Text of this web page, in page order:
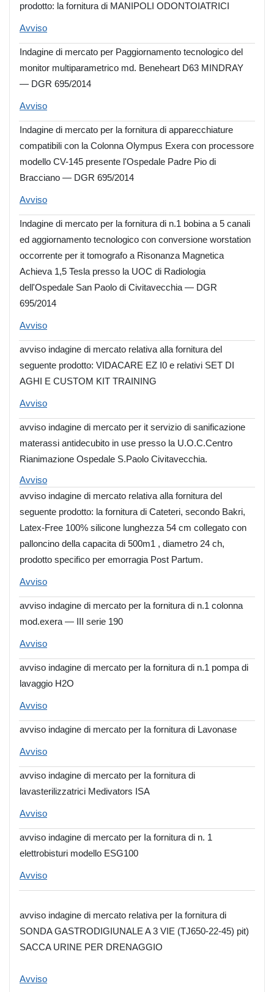
prodotto: la fornitura di MANIPOLI ODONTOIATRICI
Avviso
Indagine di mercato per Paggiornamento tecnologico del
monitor multiparametrico md. Beneheart D63 MINDRAY
— DGR 695/2014
Avviso
Indagine di mercato per la fornitura di apparecchiature
compatibili con la Colonna Olympus Exera con processore
modello CV-145 presente l'Ospedale Padre Pio di
Bracciano — DGR 695/2014
Avviso
Indagine di mercato per la fornitura di n.1 bobina a 5 canali
ed aggiornamento tecnologico con conversione worstation
occorrente per it tomografo a Risonanza Magnetica
Achieva 1,5 Tesla presso la UOC di Radiologia
dell'Ospedale San Paolo di Civitavecchia — DGR
695/2014
Avviso
avviso indagine di mercato relativa alla fornitura del
seguente prodotto: VIDACARE EZ I0 e relativi SET DI
AGHI E CUSTOM KIT TRAINING
Avviso
avviso indagine di mercato per it servizio di sanificazione
materassi antidecubito in use presso la U.O.C.Centro
Rianimazione Ospedale S.Paolo Civitavecchia.
Avviso
avviso indagine di mercato relativa alla fornitura del
seguente prodotto: la fornitura di Cateteri, secondo Bakri,
Latex-Free 100% silicone lunghezza 54 cm collegato con
palloncino della capacita di 500m1 , diametro 24 ch,
prodotto specifico per emorragia Post Partum.
Avviso
avviso indagine di mercato per la fornitura di n.1 colonna
mod.exera — III serie 190
Avviso
avviso indagine di mercato per la fornitura di n.1 pompa di
lavaggio H2O
Avviso
avviso indagine di mercato per Ia fornitura di Lavonase
Avviso
avviso indagine di mercato per Ia fornitura di
lavasterilizzatrici Medivators ISA
Avviso
avviso indagine di mercato per Ia fornitura di n. 1
elettrobisturi modello ESG100
Avviso
avviso indagine di mercato relativa per Ia fornitura di
SONDA GASTRODIGIUNALE A 3 VIE (TJ650-22-45) pit)
SACCA URINE PER DRENAGGIO
Avviso